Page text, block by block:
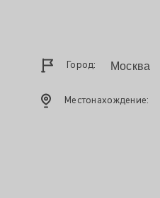
Город:
Местонахождение: